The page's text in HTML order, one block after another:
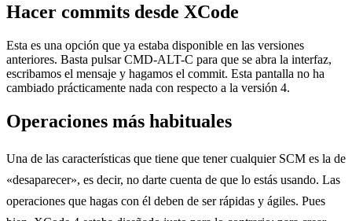
Hacer commits desde XCode
Esta es una opción que ya estaba disponible en las versiones
anteriores. Basta pulsar CMD-ALT-C para que se abra la interfaz,
escribamos el mensaje y hagamos el commit. Esta pantalla no ha
cambiado prácticamente nada con respecto a la versión 4.
Operaciones más habituales
Una de las características que tiene que tener cualquier SCM es la de
«desaparecer», es decir, no darte cuenta de que lo estás usando. Las
operaciones que hagas con él deben de ser rápidas y ágiles. Pues